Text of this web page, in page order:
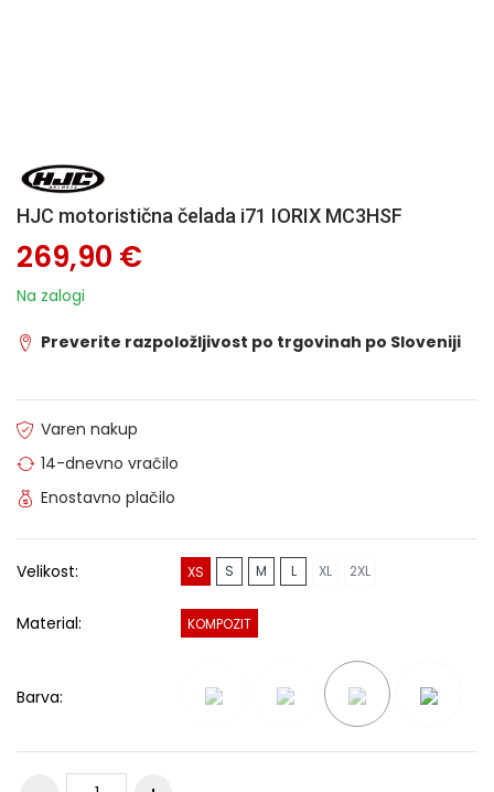
HJC motoristična čelada i71 IORIX MC3HSF
269,90 €
Na zalogi
Preverite razpoložljivost po trgovinah po Sloveniji
Varen nakup
14-dnevno vračilo
Enostavno plačilo
Velikost: XS S M L XL 2XL
Material: KOMPOZIT
Barva: